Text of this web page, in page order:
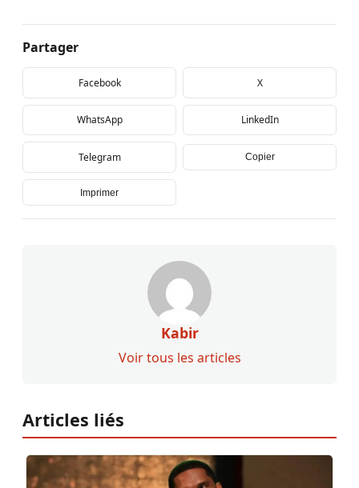
Partager
Facebook X
WhatsApp LinkedIn
Telegram Copier
Imprimer
Kabir
Voir tous les articles
Articles liés